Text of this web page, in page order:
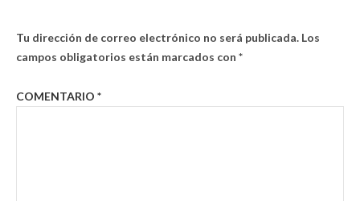
Tu dirección de correo electrónico no será publicada. Los
campos obligatorios están marcados con *
COMENTARIO *